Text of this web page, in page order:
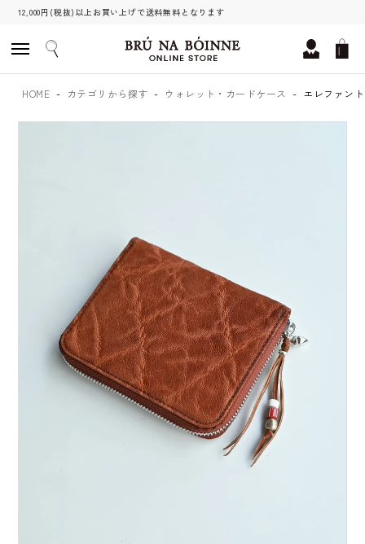
12,000円(税抜)以上お買い上げで送料無料となります
HOME カテゴリから探す ウォレット・カードケース エレファン